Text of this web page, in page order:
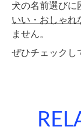
犬の名前選びに
いい・おしゃれ
ません。
ぜひチェックし